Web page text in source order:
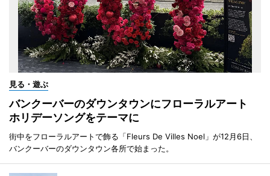
見る・遊ぶ
バンクーバーのダウンタウンにフローラルアート
ホリデーソングをテーマに
街中をフローラルアートで飾る「Fleurs De Villes Noel」が12月6日、
バンクーバーのダウンタウン各所で始まった。